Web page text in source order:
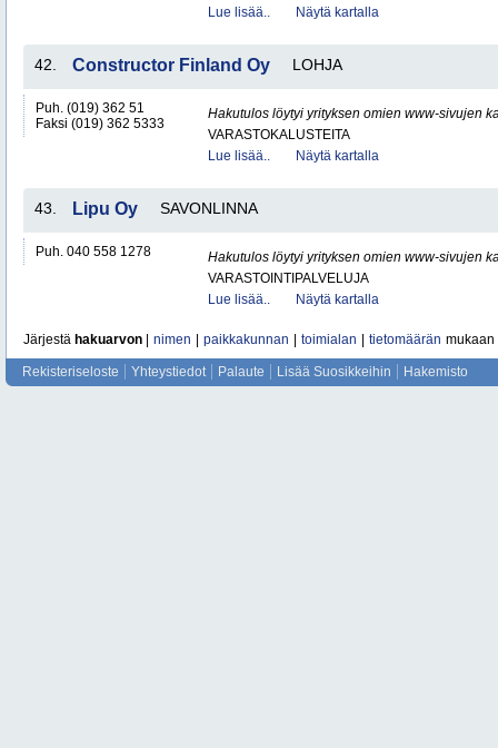
Lue lisää..
Näytä kartalla
42. Constructor Finland Oy LOHJA
Puh. (019) 362 51
Faksi (019) 362 5333
Hakutulos löytyi yrityksen omien www-sivujen
VARASTOKALUSTEITA
Lue lisää..
Näytä kartalla
43. Lipu Oy SAVONLINNA
Puh. 040 558 1278
Hakutulos löytyi yrityksen omien www-sivujen
VARASTOINTIPALVELUJA
Lue lisää..
Näytä kartalla
Järjestä hakuarvon nimen paikkakunnan toimialan tietomäärän mukaan
Rekisteriseloste Yhteystiedot Palaute Lisää Suosikkeihin Hakemisto